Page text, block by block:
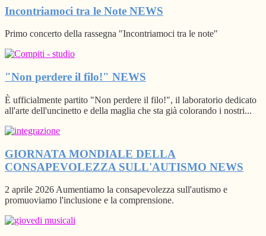
Incontriamoci tra le Note NEWS
Primo concerto della rassegna "Incontriamoci tra le note"
"Non perdere il filo!" NEWS
È ufficialmente partito "Non perdere il filo!", il laboratorio dedicato
all'arte dell'uncinetto e della maglia che sta già colorando i nostri...
GIORNATA MONDIALE DELLA
CONSAPEVOLEZZA SULL'AUTISMO NEWS
2 aprile 2026 Aumentiamo la consapevolezza sull'autismo e
promuoviamo l'inclusione e la comprensione.